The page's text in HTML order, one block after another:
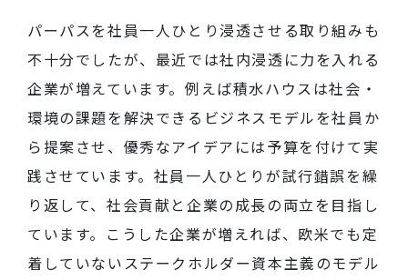
パーパスを社員一人ひとり浸透させる取り組みも
不十分でしたが、最近では社内浸透に力を入れる
企業が増えています。例えば積水ハウスは社会・
環境の課題を解決できるビジネスモデルを社員か
ら提案させ、優秀なアイデアには予算を付けて実
践させています。社員一人ひとりが試行錯誤を繰
り返して、社会貢献と企業の成長の両立を目指し
ています。こうした企業が増えれば、欧米でも定
着していないステークホルダー資本主義のモデル